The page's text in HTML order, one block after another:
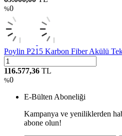
%0
Poylin P215 Karbon Fiber Akülü
116.577,36 TL
%0
E-Bülten Aboneliği
Kampanya ve yeniliklerden
abone olun!